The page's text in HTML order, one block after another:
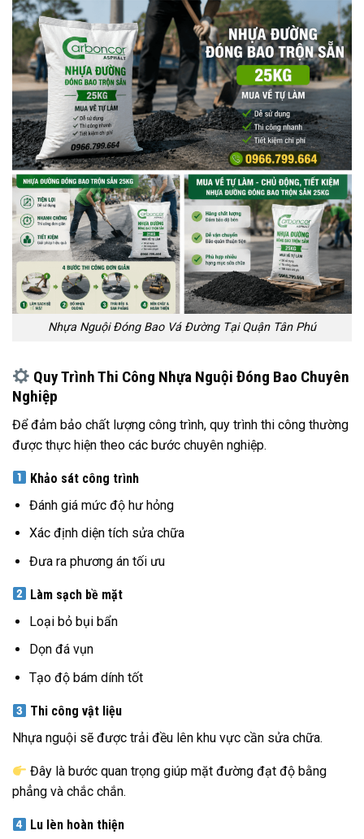
Nhựa Nguội Đóng Bao Vá Đường Tại Quận Tân Phú
Quy Trình Thi Công Nhựa Nguội Đóng Bao Chuyên
Nghiệp
Để đảm bảo chất lượng công trình, quy trình thi công thường
được thực hiện theo các bước chuyên nghiệp.
Khảo sát công trình
Đánh giá mức độ hư hỏng
Xác định diện tích sửa chữa
Đưa ra phương án tối ưu
Làm sạch bề mặt
Loại bỏ bụi bẩn
Dọn đá vụn
Tạo độ bám dính tốt
Thi công vật liệu
Nhựa nguội sẽ được trải đều lên khu vực cần sửa chữa.
Đây là bước quan trọng giúp mặt đường đạt độ bằng
phẳng và chắc chắn.
Lu lèn hoàn thiện